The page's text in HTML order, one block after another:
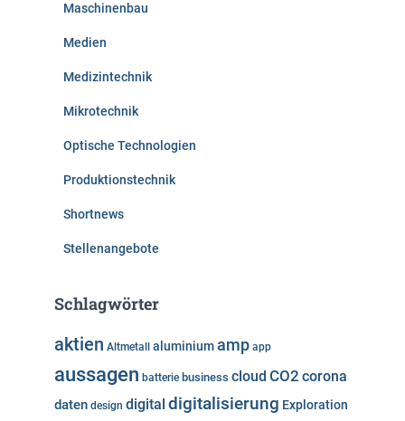
Maschinenbau
Medien
Medizintechnik
Mikrotechnik
Optische Technologien
Produktionstechnik
Shortnews
Stellenangebote
Schlagwörter
aktien Altmetall aluminiumamp app
aussagen batterie business cloud CO2 corona
daten design digital digitalisierung Exploration